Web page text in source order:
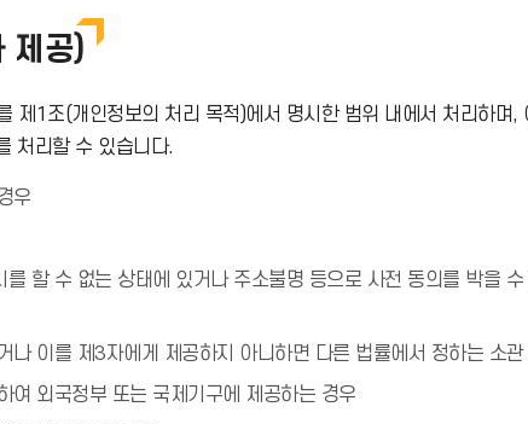
제공)
제1조(개인정보의 처리 목적)에서 명시한 범위 내에서 처리하
처리할 수 있습니다.
우
할 수 없는 상태에 있거나 주소불명 등으로 사전 동의를 박을
나 이를 제3자에게 제공하지 아니하면 다른 법률에서 정하는 소
여 외국정부 또는 국제기구에 제공하는 경우